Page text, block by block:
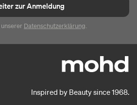
zur Anmeldung
Datenschutzerklärung.
Inspired by Beauty since 1968.